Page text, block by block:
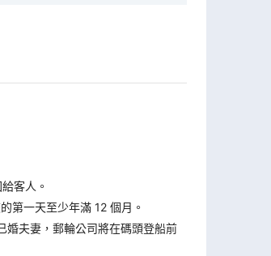
客人。
第一天至少年滿 12 個月。
婚夫妻，郵輪公司將在碼頭登船前